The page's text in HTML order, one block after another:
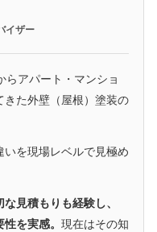
イザー
らアパート・マンショ
きた外壁（屋根）塗装の
を現場レベルで見極め
見積もりも経験し、
を実感。 現在はその知